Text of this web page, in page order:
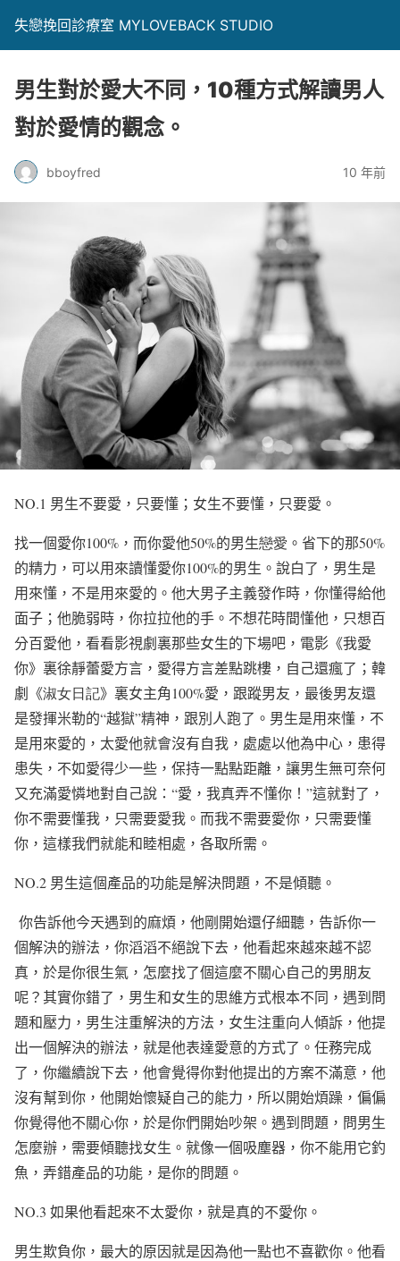
失戀挽回診療室 MYLOVEBACK STUDIO
男生對於愛大不同，10種方式解讀男人
對於愛情的觀念。
bboyfred 10 年前
NO.1 男生不要愛，只要懂；女生不要懂，只要愛。
找一個愛你100% ，而你愛他50%的男生戀愛 。省下的那50%
的精力，可以用來讀懂愛你100%的男生。說白了，男生是
用來懂，不是用來愛的。他大男子主義發作時，你懂得給他
面子；他脆弱時，你拉拉他的手。不想花時間懂他，只想百
分百愛他，看看影視劇裏那些女生的下場吧，電影《我愛
你》裏徐靜蕾愛方言，愛得方言差點跳樓，自己還瘋了；韓
劇《淑女日記》裏女主角100%愛，跟蹤男友，最後男友還
是發揮米勒的“越獄”精神，跟別人跑了。男生是用來懂，不
是用來愛的，太愛他就會沒有自我，處處以他為中心，患得
患失，不如愛得少一些，保持一點點距離，讓男生無可奈何
又充滿愛憐地對自己說： “愛，我真弄不懂你！ ”這就對了，
你不需要懂我，只需要愛我。而我不需要愛你，只需要懂
你，這樣我們就能和睦相處，各取所需。
NO.2 男生這個產品的功能是解決問題，不是傾聽。
你告訴他今天遇到的麻煩，他剛開始還仔細聽，告訴你一
個解決的辦法，你滔滔不絕說下去，他看起來越來越不認
真，於是你很生氣，怎麼找了個這麼不關心自己的男朋友
呢？其實你錯了，男生和女生的思維方式根本不同，遇到問
題和壓力，男生注重解決的方法，女生注重向人傾訴，他提
出一個解決的辦法，就是他表達愛意的方式了。任務完成
了，你繼續說下去，他會覺得你對他提出的方案不滿意，他
沒有幫到你，他開始懷疑自己的能力，所以開始煩躁，偏偏
你覺得他不關心你，於是你們開始吵架。遇到問題，問男生
怎麼辦，需要傾聽找女生。就像一個吸塵器，你不能用它釣
魚，弄錯產品的功能，是你的問題。
NO.3 如果他看起來不太愛你，就是真的不愛你。
男生欺負你，最大的原因就是因為他一點也不喜歡你。他看